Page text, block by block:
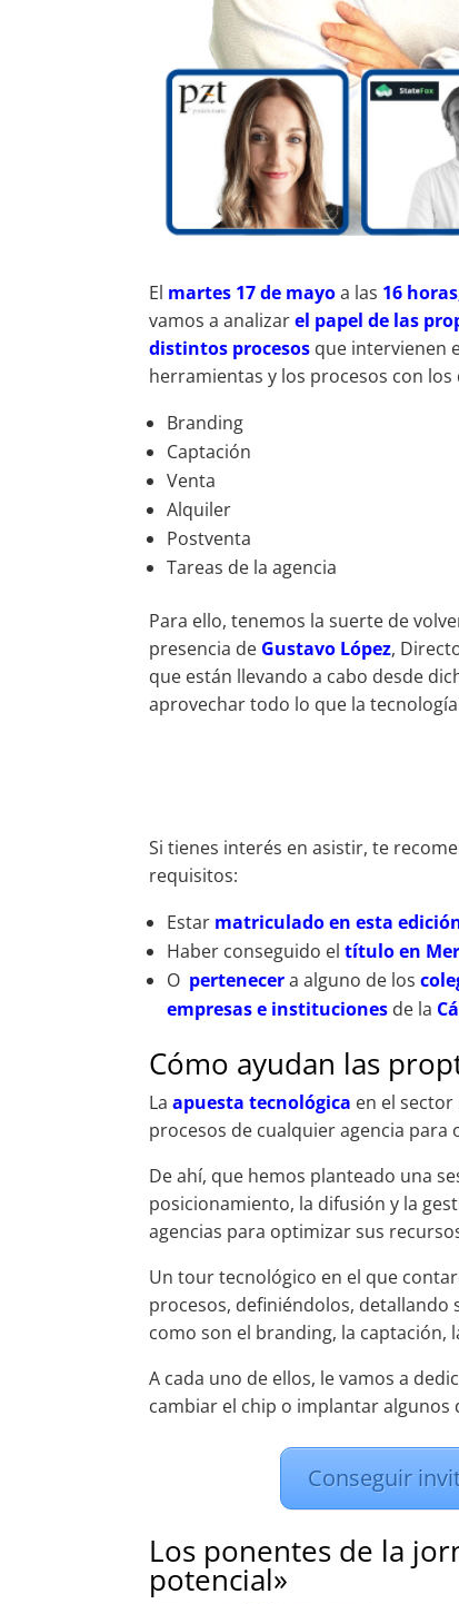
El martes 17 de mayoa las 16
vamos a analizarel papel de las
distintos procesos que intervienen
herramientas y los procesos con
Branding
Captación
Venta
Alquiler
Postventa
Tareas de la agencia
Para ello, tenemos la suerte de
presencia de Gustavo López,
que están llevando a cabo desde
aprovechar todo lo que la
Si tienes interés en asistir, te
requisitos:
Estar matriculado en esta
Haber conseguido eltítulo en
O pertenecera alguno de los
empresas e instituciones de la
Cómo ayudan las
Laapuesta tecnológica en el
procesos de cualquier agencia
De ahí, que hemos planteado una
posicionamiento, la difusión y la
agencias para optimizar sus
Un tour tecnológico en el que
procesos, definiéndolos,
como son el branding, la captación,
A cada uno de ellos, le vamos a
cambiar el chip o implantar algunos
Conseguir
Los ponentes de la
potencial»